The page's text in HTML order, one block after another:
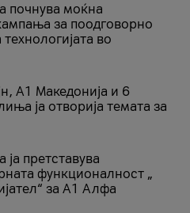
почнува моќна
за поодговорно
во
A1 Македонија и 6
ја отворија темата за
ја претставува
функционалност „
за А1 Алфа